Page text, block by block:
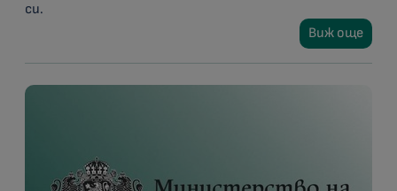
си.
Виж още